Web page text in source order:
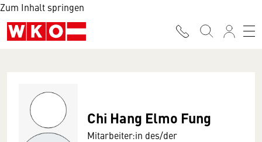
Zum Inhalt springen
Chi Hang Elmo Fung
Mitarbeiter:in des/der